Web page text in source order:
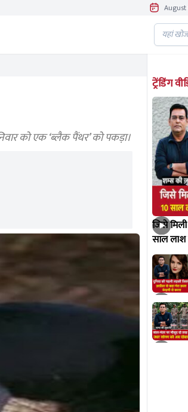
August
को एक ‘ब्लैक पैंथर’ को पकड़ा।
ट्रेंडिंग
जिसे
साल